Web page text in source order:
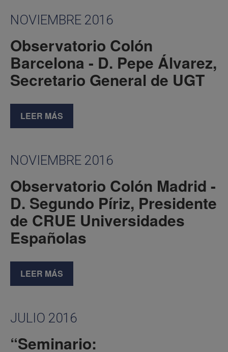
NOVIEMBRE 2016
Observatorio Colón
Barcelona - D. Pepe Álvarez,
Secretario General de UGT
LEER MÁS
NOVIEMBRE 2016
Observatorio Colón Madrid -
D. Segundo Píriz, Presidente
de CRUE Universidades
Españolas
LEER MÁS
JULIO 2016
“Seminario: